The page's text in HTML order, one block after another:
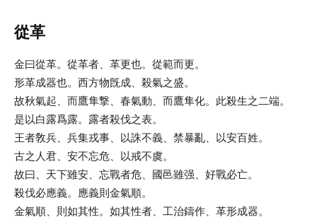
從革
金曰從革。從革者、革更也。從範而更。
形革成器也。西方物旣成、殺氣之盛。
故秋氣起、而鷹隼撃、春氣動、而鷹隼化。此殺生之二端。
是以白露爲露。露者殺伐之表。
王者敎兵、兵集戎事、以誅不義、禁暴亂、以安百姓。
古之人君、安不忘危、以戒不虞。
故曰、天下雖安、忘戰者危、國邑雖强、好戰必亡。
殺伐必應義。應義則金氣順。
金氣順、則如其性。如其性者、工治鑄作、革形成器。